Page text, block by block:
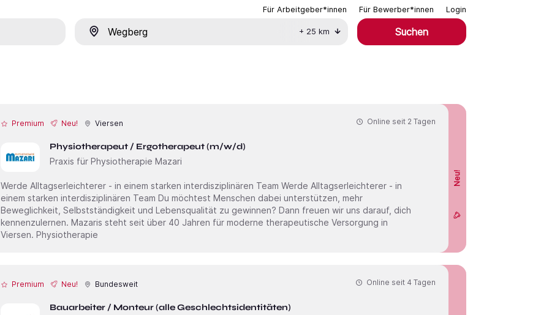
Für Arbeitgeber*innen Für Bewerber*innen Login
+ 25 km Suchen
Premium Neu! Viersen
Physiotherapeut / Ergotherapeut (m/w/d)
Praxis für Physiotherapie Mazari
Neu!
Online seit 2 Tagen
Werde Alltagserleichterer - in einem starken interdisziplinären Team Werde Alltagserleichterer - in
einem starken interdisziplinären Team Du möchtest Menschen dabei unterstützen, mehr
Beweglichkeit, Selbstständigkeit und Lebensqualität zu gewinnen? Dann freuen wir uns darauf, dich
kennenzulernen. Mazaris steht seit über 40 Jahren für moderne therapeutische Versorgung in
Viersen. Physiotherapie
Premium Neu! Bundesweit
Bauarbeiter / Monteur (alle Geschlechtsidentitäten)
Online seit 4 Tagen